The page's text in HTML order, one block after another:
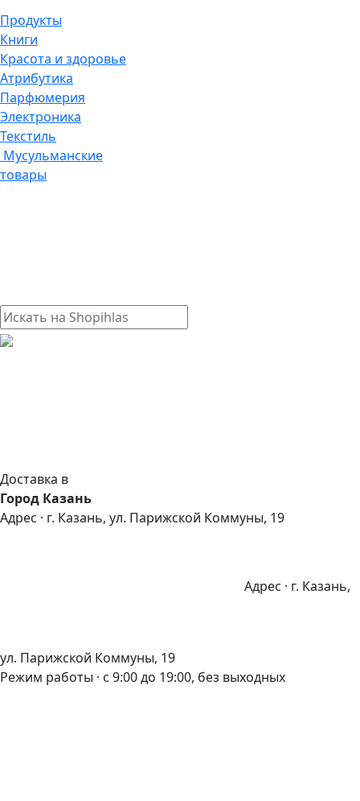
Продукты
Книги
Красота и здоровье
Атрибутика
Парфюмерия
Электроника
Текстиль
Мусульманские
товары
Доставка в
Город Казань
Адрес · г. Казань, ул. Парижской Коммуны, 19
Адрес · г. Казань,
ул. Парижской Коммуны, 19
Режим работы · с 9:00 до 19:00, без выходных